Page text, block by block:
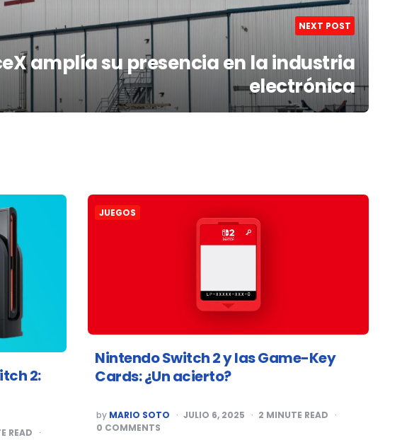
NEXT POST
amplía su presencia en la industria
electrónica
2:
READ
JUEGOS
Nintendo Switch 2 y las Game-Key
Cards: ¿Un acierto?
POSTED
BY
by MARIO SOTO JULIO 6, 2025 2 MINUTE READ
0 COMMENTS